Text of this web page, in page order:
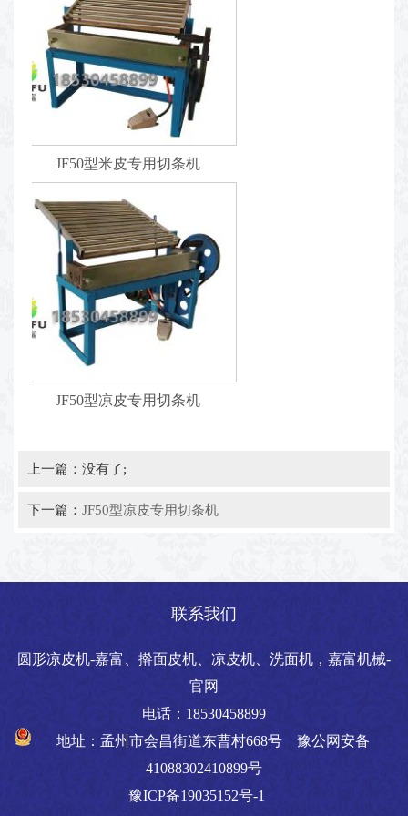
JF50型米皮专用切条机
JF50型凉皮专用切条机
上一篇：没有了;
下一篇： JF50型凉皮专用切条机
联系我们
圆形凉皮机-嘉富、擀面皮机、凉皮机、洗面机，嘉富机械-
官网
电话：18530458899
地址：孟州市会昌街道东曹村668号 豫公网安备
41088302410899号
豫ICP备19035152号-1